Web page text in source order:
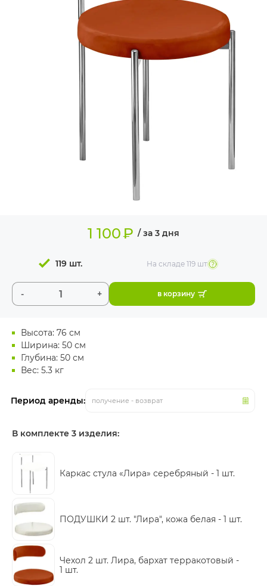
Высота: 76 см
Ширина: 50 см
Глубина: 50 см
Вес: 5.3 кг
Период аренды: получение - возврат
1 100₽ / за 3 дня
- +
119 шт. На складе 119 шт
в корзину
В комплекте 3 изделия:
Каркас стула «Лира» серебряный - 1 шт.
ПОДУШКИ 2 шт. "Лира", кожа белая - 1 шт.
Чехол 2 шт. Лира, бархат терракотовый -
1 шт.